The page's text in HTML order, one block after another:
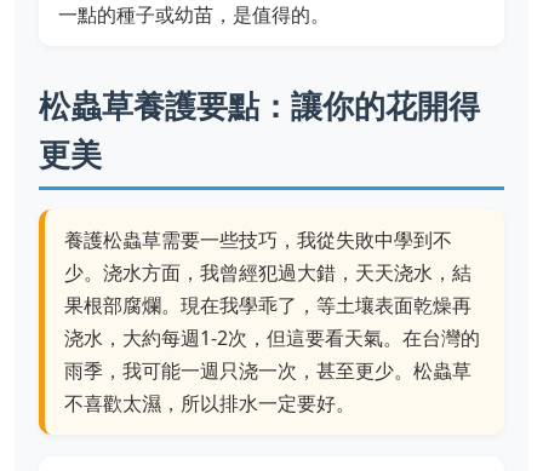
一點的種子或幼苗，是值得的。
松蟲草養護要點：讓你的花開得
更美
養護松蟲草需要一些技巧，我從失敗中學到不
少。浇水方面，我曾經犯過大錯，天天浇水，結
果根部腐爛。現在我學乖了，等土壤表面乾燥再
浇水，大約每週1-2次，但這要看天氣。在台灣的
雨季，我可能一週只浇一次，甚至更少。松蟲草
不喜歡太濕，所以排水一定要好。